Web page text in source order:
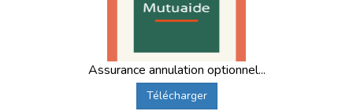
Assurance annulation optionnel...
Télécharger